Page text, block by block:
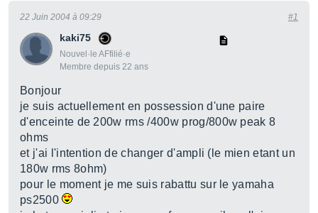
kaki75
Nouvel·le AFfilié·e
Membre depuis 22 ans
22 Juin 2004 à 09:29 #1
Bonjour
je suis actuellement en possession d'une paire
d'enceinte de 200w rms /400w prog/800w peak 8
ohms
et j'ai l'intention de changer d'ampli (le mien etant un
180w rms 8ohm)
pour le moment je me suis rabattu sur le yamaha
ps2500